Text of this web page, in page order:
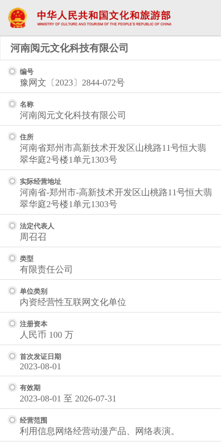
河南阅元文化科技有限公司
编号
豫网文〔2023〕2844-072号
名称
河南阅元文化科技有限公司
住所
河南省郑州市高新技术开发区山桃路11号恒大翡
翠华庭2号楼1单元1303号
实际经营地址
河南省-郑州市-高新技术开发区山桃路11号恒大翡
翠华庭2号楼1单元1303号
法定代表人
周召召
类型
有限责任公司
单位类别
内资经营性互联网文化单位
注册资本
人民币 100 万
首次发证日期
2023-08-01
有效期
2023-08-01 至 2026-07-31
经营范围
利用信息网络经营动漫产品、网络表演。